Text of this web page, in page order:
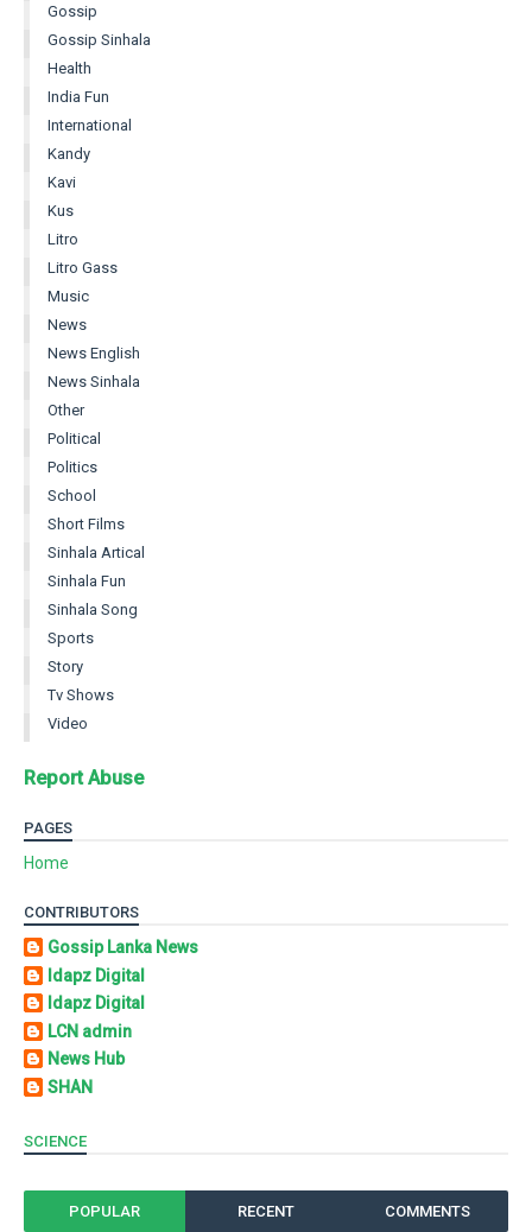
Gossip
Gossip Sinhala
Health
India Fun
International
Kandy
Kavi
Kus
Litro
Litro Gass
Music
News
News English
News Sinhala
Other
Political
Politics
School
Short Films
Sinhala Artical
Sinhala Fun
Sinhala Song
Sports
Story
Tv Shows
Video
Report Abuse
PAGES
Home
CONTRIBUTORS
Gossip Lanka News
Idapz Digital
Idapz Digital
LCN admin
News Hub
SHAN
SCIENCE
POPULAR RECENT COMMENTS